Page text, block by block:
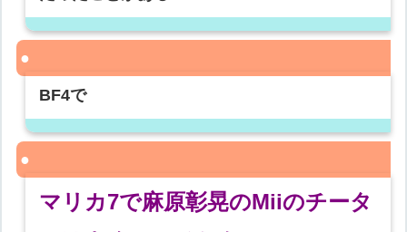
BF4で
マリカ7で麻原彰晃のMiiのチータ